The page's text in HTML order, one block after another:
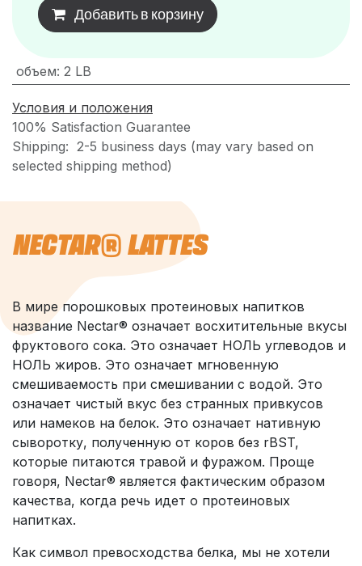
Добавить в корзину
объем: 2 LB
Условия и положения
100% Satisfaction Guarantee
Shipping: 2-5 business days (may vary based on
selected shipping method)
NECTAR® LATTES
В мире порошковых протеиновых напитков
название Nectar® означает восхитительные вкусы
фруктового сока. Это означает НОЛЬ углеводов и
НОЛЬ жиров. Это означает мгновенную
смешиваемость при смешивании с водой. Это
означает чистый вкус без странных привкусов
или намеков на белок. Это означает нативную
сыворотку, полученную от коров без rBST,
которые питаются травой и фуражом. Проще
говоря, Nectar® является фактическим образом
качества, когда речь идет о протеиновых
напитках.
Как символ превосходства белка, мы не хотели